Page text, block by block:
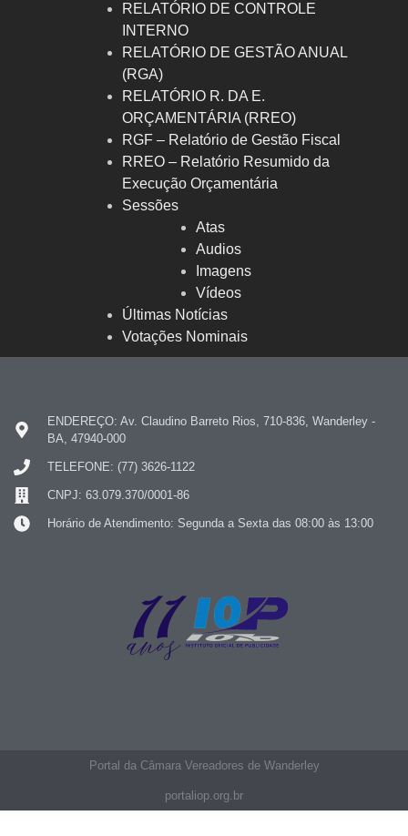
RELATÓRIO DE CONTROLE
INTERNO
RELATÓRIO DE GESTÃO ANUAL
(RGA)
RELATÓRIO R. DA E.
ORÇAMENTÁRIA (RREO)
RGF – Relatório de Gestão Fiscal
RREO – Relatório Resumido da
Execução Orçamentária
Sessões
Atas
Audios
Imagens
Vídeos
Últimas Notícias
Votações Nominais
ENDEREÇO: Av. Claudino Barreto Rios, 710-836, Wanderley -
BA, 47940-000
TELEFONE: (77) 3626-1122
CNPJ: 63.079.370/0001-86
Horário de Atendimento: Segunda a Sexta das 08:00 às 13:00
Portal da Câmara Vereadores de Wanderley
portaliop.org.br